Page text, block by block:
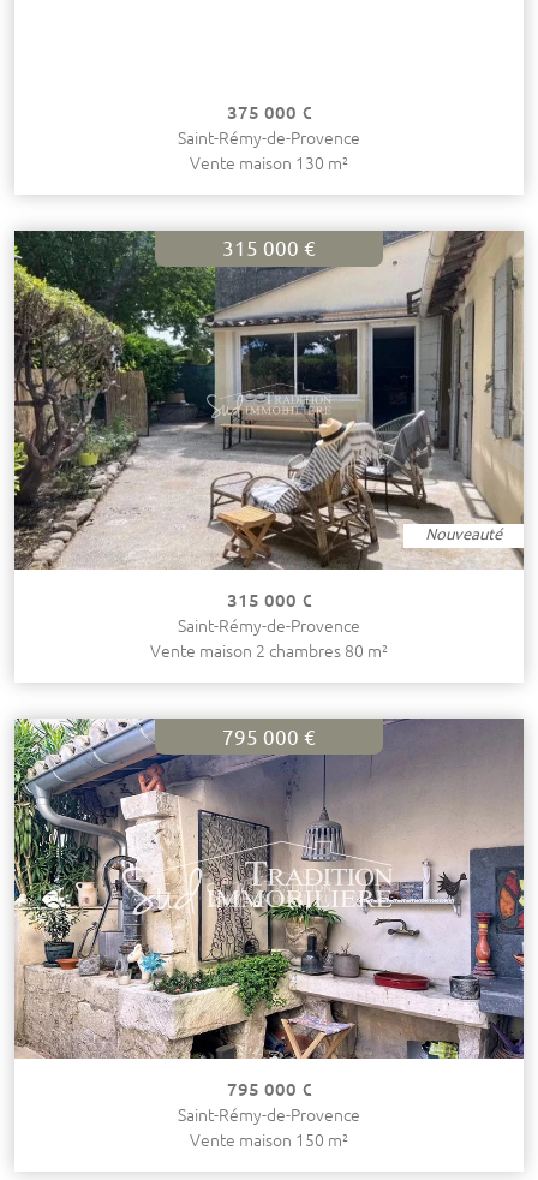
375 000 €
Saint-Rémy-de-Provence
Vente maison 130 m²
315 000 €
Nouveauté
315 000 €
Saint-Rémy-de-Provence
Vente maison 2 chambres 80 m²
795 000 €
795 000 €
Saint-Rémy-de-Provence
Vente maison 150 m²